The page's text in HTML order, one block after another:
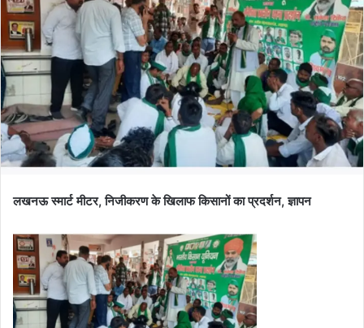
लखनऊ स्मार्ट मीटर, निजीकरण के खिलाफ किसानों का प्रदर्शन, ज्ञापन